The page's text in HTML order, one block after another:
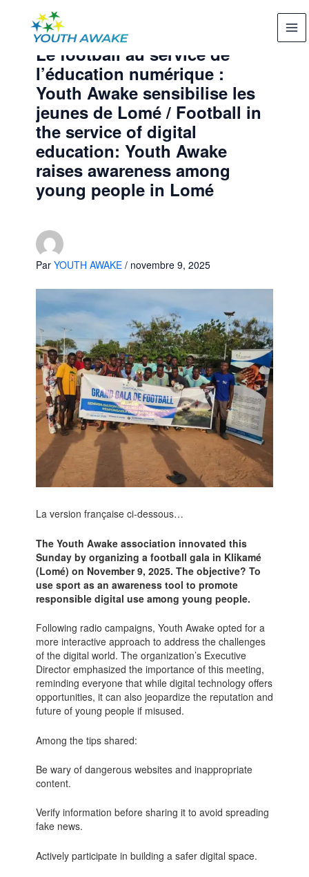
contenu
Le football au service de
l’éducation numérique :
Youth Awake sensibilise les
jeunes de Lomé / Football in
the service of digital
education: Youth Awake
raises awareness among
young people in Lomé
Par YOUTH AWAKE / novembre 9, 2025
La version française ci-dessous…
The Youth Awake association innovated this
Sunday by organizing a football gala in Klikamé
(Lomé) on November 9, 2025. The objective? To
use sport as an awareness tool to promote
responsible digital use among young people.
Following radio campaigns, Youth Awake opted for a
more interactive approach to address the challenges
of the digital world. The organization’s Executive
Director emphasized the importance of this meeting,
reminding everyone that while digital technology offers
opportunities, it can also jeopardize the reputation and
future of young people if misused.
Among the tips shared:
Be wary of dangerous websites and inappropriate
content.
Verify information before sharing it to avoid spreading
fake news.
Actively participate in building a safer digital space.